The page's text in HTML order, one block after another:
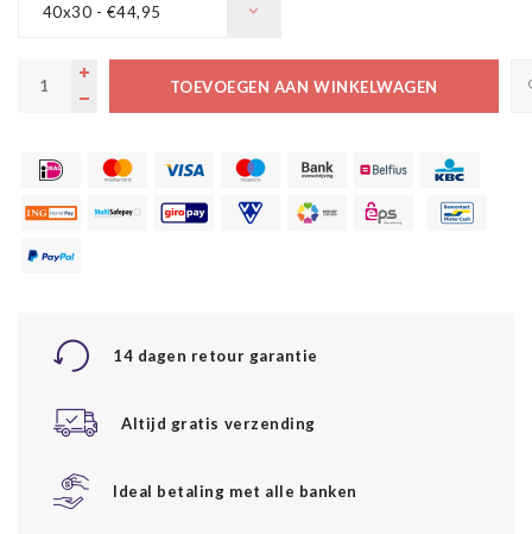
40x30 - €44,95
TOEVOEGEN AAN WINKELWAGEN
14 dagen retour garantie
Altijd gratis verzending
Ideal betaling met alle banken